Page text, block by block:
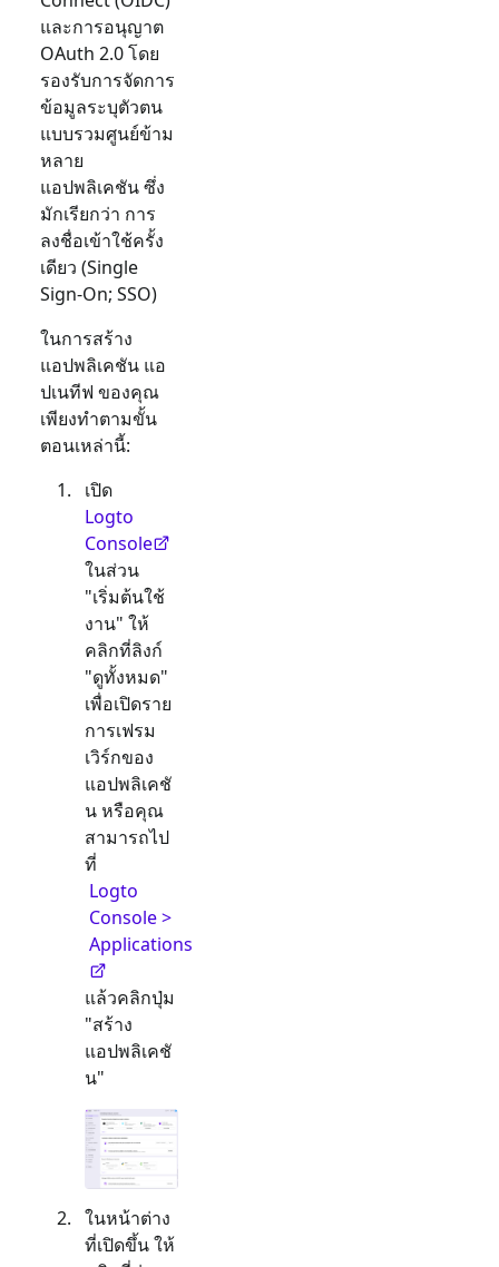
และการอนุญาต
OAuth 2.0 โดย
รองรับการจัดการ
ข้อมูลระบุตัวตน
แบบรวมศูนย์ข้าม
หลาย
แอปพลิเคชัน ซึ่ง
มักเรียกว่า การ
ลงชื่อเข้าใช้ครั้ง
เดียว (Single
Sign-On; SSO)
ในการสร้าง
แอปพลิเคชัน แอ
ปเนทีฟ ของคุณ
เพียงทำตามขั้น
ตอนเหล่านี้:
เปิด
Logto
Console
ในส่วน
"เริ่มต้นใช้
งาน" ให้
คลิกที่ลิงก์
"ดูทั้งหมด"
เพื่อเปิดราย
การเฟรม
เวิร์กของ
แอปพลิเคชั
น หรือคุณ
สามารถไป
ที่
Logto
Console >
Applications
แล้วคลิกปุ่ม
"สร้าง
แอปพลิเคชั
น"
ในหน้าต่าง
ที่เปิดขึ้น ให้